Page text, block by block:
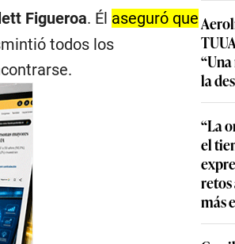
Figueroa. Él aseguró que
todos los
la
“La
el
retos
más